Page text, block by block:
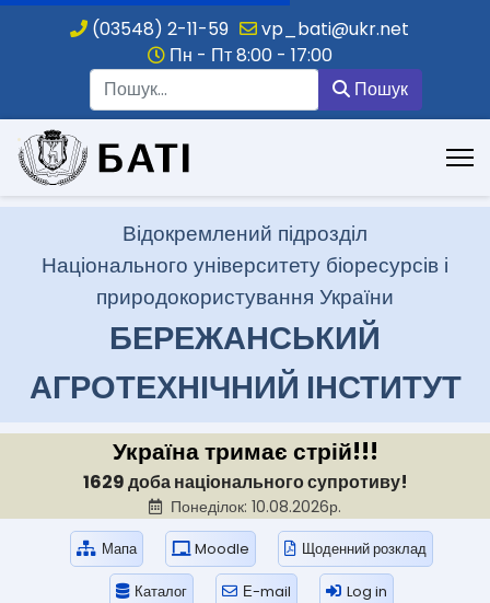
(03548) 2-11-59
vp_bati@ukr.net
Пн - Пт 8:00 - 17:00
Пошук
.
Відокремлений підрозділ
Національного університету біоресурсів і
природокористування України
БЕРЕЖАНСЬКИЙ
АГРОТЕХНІЧНИЙ ІНСТИТУТ
Україна тримає стрій!!!
1629 доба національного супротиву!
Понеділок: 10.08.2026р.
Мапа Moodle Щоденний розклад
Каталог Е-mail Log in